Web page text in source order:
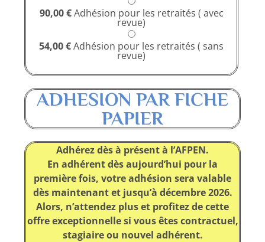
90,00 €Adhésion pour les retraités ( avec
revue)
54,00 €Adhésion pour les retraités ( sans
revue)
ADHESION PAR FICHE
PAPIER
Adhérez dès à présent à l’AFPEN.
En adhérent dès aujourd’hui pour la
première fois, votre adhésion sera valable
dès maintenant et jusqu’à décembre 2026.
Alors, n’attendez plus et profitez de cette
offre exceptionnelle si vous êtes contractuel,
stagiaire ou nouvel adhérent.